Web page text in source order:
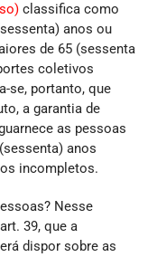
classifica como
anos ou
de 65 (sessenta
coletivos
se, portanto, que
a garantia de
as pessoas
anos
incompletos.
Nesse
39, que a
dispor sobre as